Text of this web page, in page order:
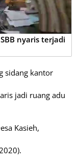
nyaris terjadi
sidang kantor
jadi ruang adu
Kasieh,